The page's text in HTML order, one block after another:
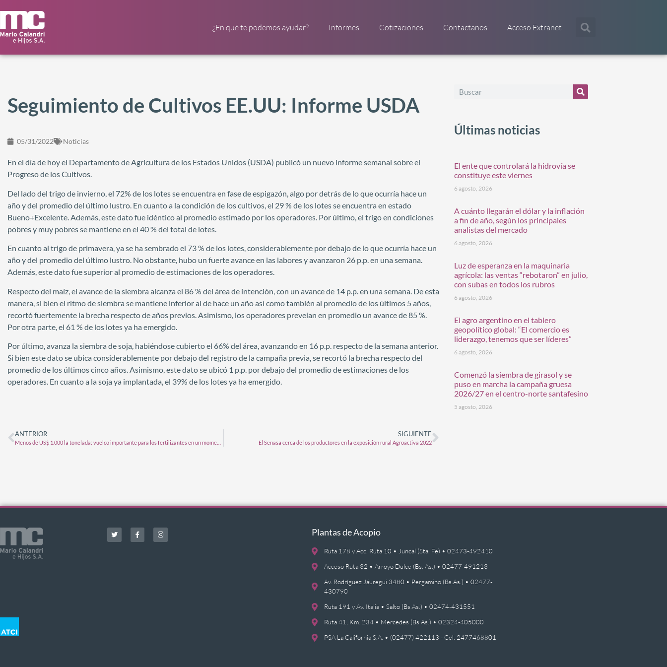
¿En qué te podemos ayudar? Informes Cotizaciones Contactanos Acceso Extranet
Seguimiento de Cultivos EE.UU: Informe USDA
05/31/2022 Noticias
En el día de hoy el Departamento de Agricultura de los Estados Unidos (USDA) publicó un nuevo informe semanal sobre el
Progreso de los Cultivos.
Del lado del trigo de invierno, el 72% de los lotes se encuentra en fase de espigazón, algo por detrás de lo que ocurría hace un
año y del promedio del último lustro. En cuanto a la condición de los cultivos, el 29 % de los lotes se encuentra en estado
Bueno+Excelente. Además, este dato fue idéntico al promedio estimado por los operadores. Por último, el trigo en condiciones
pobres y muy pobres se mantiene en el 40 % del total de lotes.
En cuanto al trigo de primavera, ya se ha sembrado el 73 % de los lotes, considerablemente por debajo de lo que ocurría hace un
año y del promedio del último lustro. No obstante, hubo un fuerte avance en las labores y avanzaron 26 p.p. en una semana.
Además, este dato fue superior al promedio de estimaciones de los operadores.
Respecto del maíz, el avance de la siembra alcanza el 86 % del área de intención, con un avance de 14 p.p. en una semana. De esta
manera, si bien el ritmo de siembra se mantiene inferior al de hace un año así como también al promedio de los últimos 5 años,
recortó fuertemente la brecha respecto de años previos. Asimismo, los operadores preveían en promedio un avance de 85 %.
Por otra parte, el 61 % de los lotes ya ha emergido.
Por último, avanza la siembra de soja, habiéndose cubierto el 66% del área, avanzando en 16 p.p. respecto de la semana anterior.
Si bien este dato se ubica considerablemente por debajo del registro de la campaña previa, se recortó la brecha respecto del
promedio de los últimos cinco años. Asimismo, este dato se ubicó 1 p.p. por debajo del promedio de estimaciones de los
operadores. En cuanto a la soja ya implantada, el 39% de los lotes ya ha emergido.
ANTERIOR SIGUIENTE
El Senasa cerca de los productores en la exposición rural Agroactiva 2022
Últimas noticias
El ente que controlará la hidrovía se
constituye este viernes
6 agosto, 2026
A cuánto llegarán el dólar y la inflación
a fin de año, según los principales
analistas del mercado
6 agosto, 2026
Luz de esperanza en la maquinaria
agrícola: las ventas “rebotaron” en julio,
con subas en todos los rubros
6 agosto, 2026
El agro argentino en el tablero
geopolítico global: “El comercio es
liderazgo, tenemos que ser líderes”
6 agosto, 2026
Comenzó la siembra de girasol y se
puso en marcha la campaña gruesa
2026/27 en el centro-norte santafesino
5 agosto, 2026
Plantas de Acopio
Ruta 178 y Acc. Ruta 10 • Juncal (Sta. Fe) • 02473-492410
Acceso Ruta 32 • Arroyo Dulce (Bs. As.) • 02477-491213
Av. Rodríguez Jáuregui 3480 • Pergamino (Bs.As.) • 02477-
430790
Ruta 191 y Av. Italia • Salto (Bs.As.) • 02474-431551
Ruta 41, Km. 234 • Mercedes (Bs.As.) • 02324-405000
PSA La California S.A. • (02477) 422113 - Cel. 2477468801